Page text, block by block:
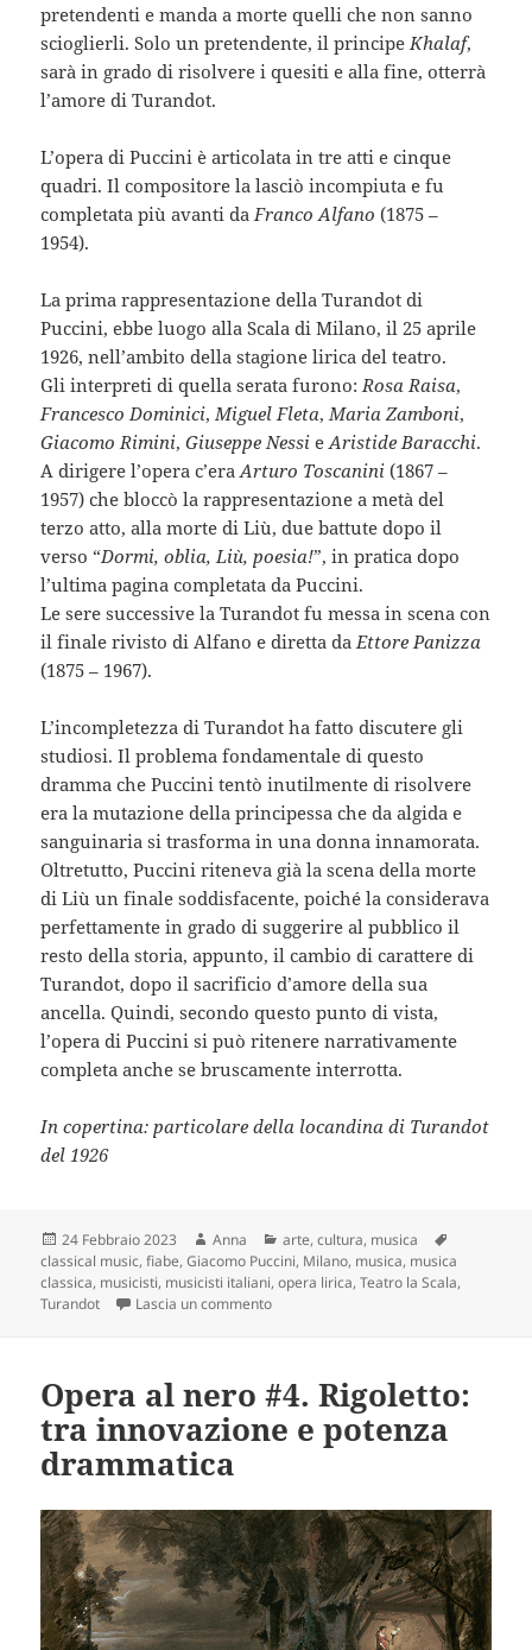
pretendenti e manda a morte quelli che non sanno
scioglierli. Solo un pretendente, il principe Khalaf,
sarà in grado di risolvere i quesiti e alla fine, otterrà
l’amore di Turandot.
L’opera di Puccini è articolata in tre atti e cinque
quadri. Il compositore la lasciò incompiuta e fu
completata più avanti da Franco Alfano (1875 –
1954).
La prima rappresentazione della Turandot di
Puccini, ebbe luogo alla Scala di Milano, il 25 aprile
1926, nell’ambito della stagione lirica del teatro.
Gli interpreti di quella serata furono: Rosa Raisa,
Francesco Dominici, Miguel Fleta, Maria Zamboni,
Giacomo Rimini,Giuseppe Nessi eAristide Baracchi.
A dirigere l’opera c’eraArturo Toscanini (1867 –
1957) che bloccò la rappresentazione a metà del
terzo atto, alla morte di Liù, due battute dopo il
verso “Dormi, oblia, Liù, poesia!”, in pratica dopo
l’ultima pagina completata da Puccini.
Le sere successive la Turandot fu messa in scena con
il finale rivisto di Alfano e diretta da Ettore Panizza
(1875 – 1967).
L’incompletezza di Turandot ha fatto discutere gli
studiosi. Il problema fondamentale di questo
dramma che Puccini tentò inutilmente di risolvere
era la mutazione della principessa che da algida e
sanguinaria si trasforma in una donna innamorata.
Oltretutto, Puccini riteneva già la scena della morte
di Liù un finale soddisfacente, poiché la considerava
perfettamente in grado di suggerire al pubblico il
resto della storia, appunto, il cambio di carattere di
Turandot, dopo il sacrificio d’amore della sua
ancella. Quindi, secondo questo punto di vista,
l’opera di Puccini si può ritenere narrativamente
completa anche se bruscamente interrotta.
In copertina: particolare della locandina di Turandot
del 1926
Scritto
il
24 Febbraio 2023 Autore
Anna Categorie
arte,cultura, musica
classical music,fiabe,Giacomo Puccini, Milano, musica, musica
classica, musicisti, musicisti italiani,opera lirica,Teatro la Scala,
Turandot
Lascia un commentosu Opera al nero #5. Turandot: la
Opera al nero #4. Rigoletto:
tra innovazione e potenza
drammatica